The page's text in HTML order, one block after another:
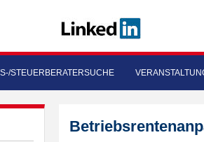
STEUERBERATERSUCHE